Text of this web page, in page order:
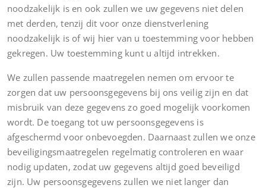
noodzakelijk is en ook zullen we uw gegevens niet delen
met derden, tenzij dit voor onze dienstverlening
noodzakelijk is of wij hier van u toestemming voor hebben
gekregen. Uw toestemming kunt u altijd intrekken.
We zullen passende maatregelen nemen om ervoor te
zorgen dat uw persoonsgegevens bij ons veilig zijn en dat
misbruik van deze gegevens zo goed mogelijk voorkomen
wordt. De toegang tot uw persoonsgegevens is
afgeschermd voor onbevoegden. Daarnaast zullen we onze
beveiligingsmaatregelen regelmatig controleren en waar
nodig updaten, zodat uw gegevens altijd goed beveiligd
zijn. Uw persoonsgegevens zullen we niet langer dan